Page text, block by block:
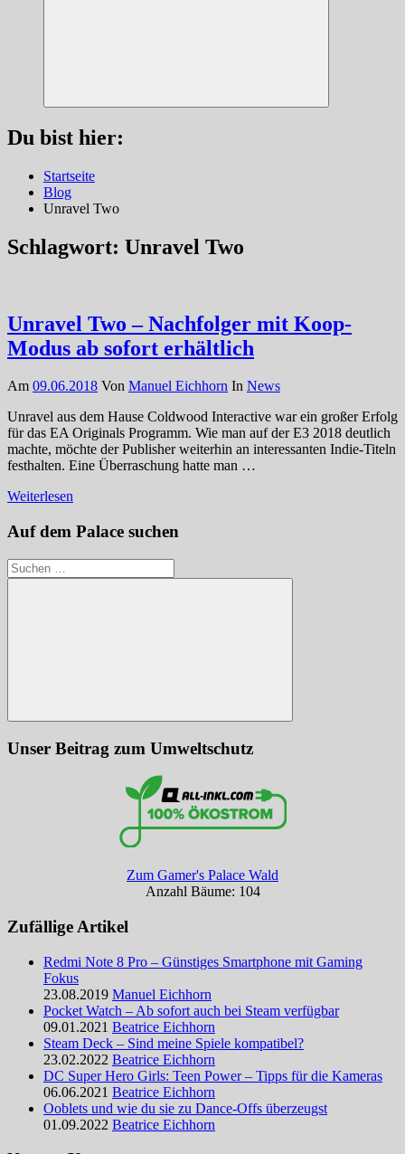
Suchen
Du bist hier:
Startseite
Blog
Unravel Two
Schlagwort: Unravel Two
Unravel Two – Nachfolger mit Koop-
Modus ab sofort erhältlich
Am 09.06.2018 Von Manuel Eichhorn In News
Unravel aus dem Hause Coldwood Interactive war ein großer Erfolg
für das EA Originals Programm. Wie man auf der E3 2018 deutlich
machte, möchte der Publisher weiterhin an interessanten Indie-Titeln
festhalten. Eine Überraschung hatte man …
Weiterlesen
Auf dem Palace suchen
Suchen
nach:
Suchen
Unser Beitrag zum Umweltschutz
Zum Gamer's Palace Wald
Anzahl Bäume: 104
Zufällige Artikel
Redmi Note 8 Pro – Günstiges Smartphone mit Gaming
Fokus
23.08.2019 Manuel Eichhorn
Pocket Watch – Ab sofort auch bei Steam verfügbar
09.01.2021 Beatrice Eichhorn
Steam Deck – Sind meine Spiele kompatibel?
23.02.2022 Beatrice Eichhorn
DC Super Hero Girls: Teen Power – Tipps für die Kameras
06.06.2021 Beatrice Eichhorn
Ooblets und wie du sie zu Dance-Offs überzeugst
01.09.2022 Beatrice Eichhorn